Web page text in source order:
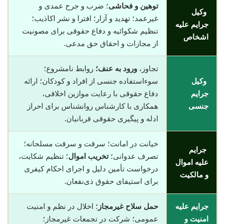
وکیل
جرایم علیه
اشخاص
توهین و فحاشی؛ ضرب و جرح عمدی و
غیرعمد؛ تهدید و آزار؛ افترا و نشر اکاذیب؛
تنظیم شکوائیه و دفاع حقوقی برای مصونیت
از مجازات و احقاق حق مدعی.
وکیل
جرایم
جنسی
تجاوز، ورود به عنف؛ روابط نامشروع؛
سوءاستفاده جنسی از افراد و کودکان؛ ارائه
دفاع حقوقی با رعایت موازین اخلاقی،
همکاری با کارشناس روانشناس برای احراز
ادله و پیگیری حقوقی قربانیان.
جرایم
علیه اموال
و مالکیت
خیانت در امانت؛ سرقت و سرقت مسلحانه؛
تصرف عدوانی؛تخریب اموال؛ تنظیم شکایت،
درخواست تأمین دلیل و اجرای احکام کیفری
برای استیفای حقوق ذی‌نفعان.
جرایم علیه
امنیت و
حمل سلاح غیرمجاز ؛ اخلال در نظم و امنیت
عمومی؛ شرکت در تجمعات غیرمجاز؛